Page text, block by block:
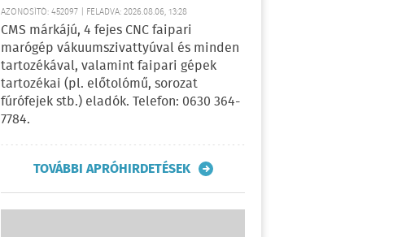
AZONOSÍTÓ: 452097 | FELADVA: 2026.08.06, 13:28
CMS márkájú, 4 fejes CNC faipari
marógép vákuumszivattyúval és minden
tartozékával, valamint faipari gépek
tartozékai (pl. előtolómű, sorozat
fúrófejek stb.) eladók. Telefon: 0630 364-
7784.
TOVÁBBI APRÓHIRDETÉSEK